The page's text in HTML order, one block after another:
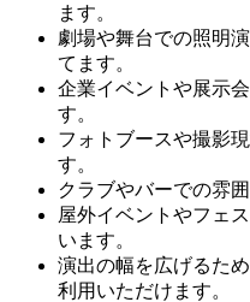
ます。
劇場や舞台での照明
てます。
企業イベントや展示
す。
フォトブースや撮影
す。
クラブやバーでの雰
屋外イベントやフェ
います。
演出の幅を広げるた
利用いただけます。